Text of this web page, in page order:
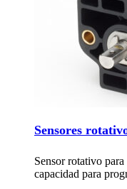
Sensores
Sensor rotativo
capacidad para